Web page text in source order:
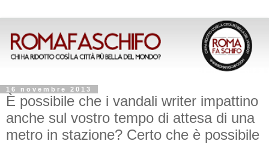
16 novembre 2013
È possibile che i vandali writer impattino
anche sul vostro tempo di attesa di una
metro in stazione? Certo che è possibile